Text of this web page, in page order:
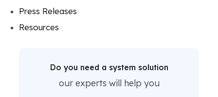
Press Releases
Resources
Do you need a system solution
our experts will help you